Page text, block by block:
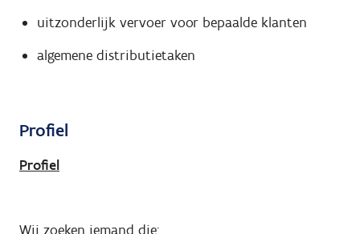
uitzonderlijk vervoer voor bepaalde klanten
algemene distributietaken
Profiel
Profiel
Wij zoeken iemand die: